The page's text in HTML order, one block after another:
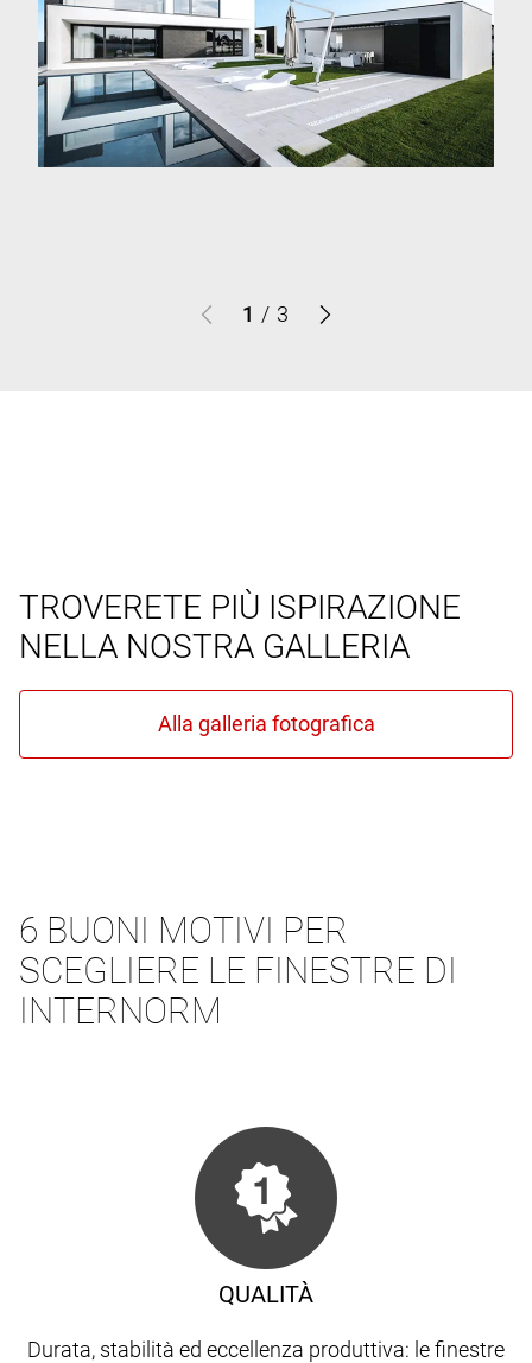
1 / 3
TROVERETE PIÙ ISPIRAZIONE
NELLA NOSTRA GALLERIA
6 BUONI MOTIVI PER
SCEGLIERE LE FINESTRE DI
INTERNORM
QUALITÀ
Durata, stabilità ed eccellenza produttiva: le finestre